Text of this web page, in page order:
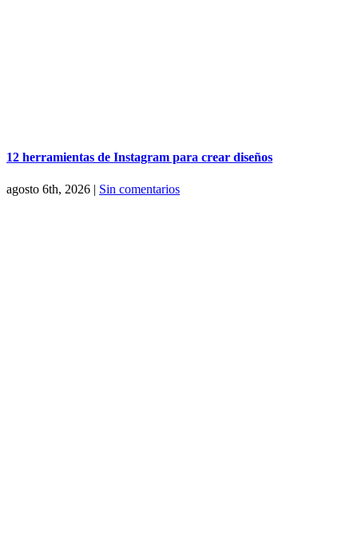
12 herramientas de Instagram para crear diseños
agosto 6th, 2026 | Sin comentarios